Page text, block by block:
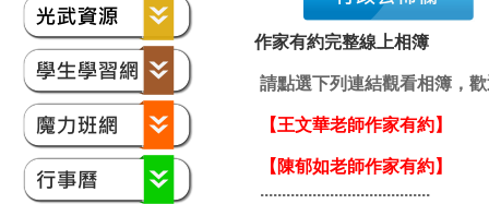
作家有約完整線上相簿
請點選下列連結觀看相簿，
【王文華老師作家有約】
【 陳郁如老師作家有約】
.......................................